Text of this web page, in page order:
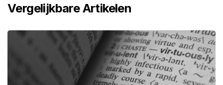
Vergelijkbare Artikelen